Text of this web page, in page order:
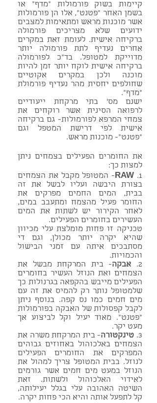
קיימות בשוק פורמולות "מדף" או
בשמן האחר "פטנט", אלו הן פורמולות
אשר מוכנות מראש ומתאימות למצבים
ידועים שלא מצריכים פורמולה
ברקיחה אישית. לעומת זאת במקרים
אחרים נעדיף לתת פורמולה יותר
מדוייקת למטופל. בד"כ לפורמולה
ברקיחה אישית לוקח יותר זמן להיות
מוכנה ולכן במקרים אקוטיים
שחולפים יחסית מהר נעדיף פורמולת
"מדף".
ישנם מס' בתי מרקחת ייעודיים
לרפואה הסינית אשר רוקחים את
צמחי המרפא לפורמולות- גם ברקיחה
אישית לפי דרישת המטפל וגם
"פטנט"- מוכנות מראש.
את החומרים הפעילים בצמחים ניתן
למצות כך:
1.
RAW- המטופל מקבל את הצמחים
בצורת היבשה ועליו לבשל את זה
בבית, המים החמים מפרקים את
החומר פעיל מהצמח ומתעבב במים,
לאחר הקירור יש לשתות את המים
העשירים בחומרים הפעילים.
טכניקה זו פחות מומלצת עלי מכיוון
שהיא יקרה יותר מכולן, וגם די
מסתבכים איתה עם זמני הבישול
והכמויות.
2.
אבקה- בית המרקחת מבשל את
הצמחים ואת הנוזל העשיר בחומרים
הפעילים מייבש בהקפאה בגרנולות כך
שלמטופל נותר רק להמיס את זה עם
מים חמים כמו נס קפה. בנוסף ניתן
לקבל קפסולות של האבקה בפורמולות
"פטנט". מאוד יעיל וקל לביצוע אך
מעט יקר.
3. טינקטורה- בית המרקחת משרה את
הצמחים באלכוהול באחוזים גבוהים
המפרקים את החומרים הפעילים
לנוזל. בבית המטופל צריך למהול את
הנוזל במעט מים חמים אשר גורמים
לאידוי האלכוהול ולשתות. זאת
השיטה האהובה עלי בגלל יעילותה,
קל לתפעל אותה והיא הכי פחות יקרה.